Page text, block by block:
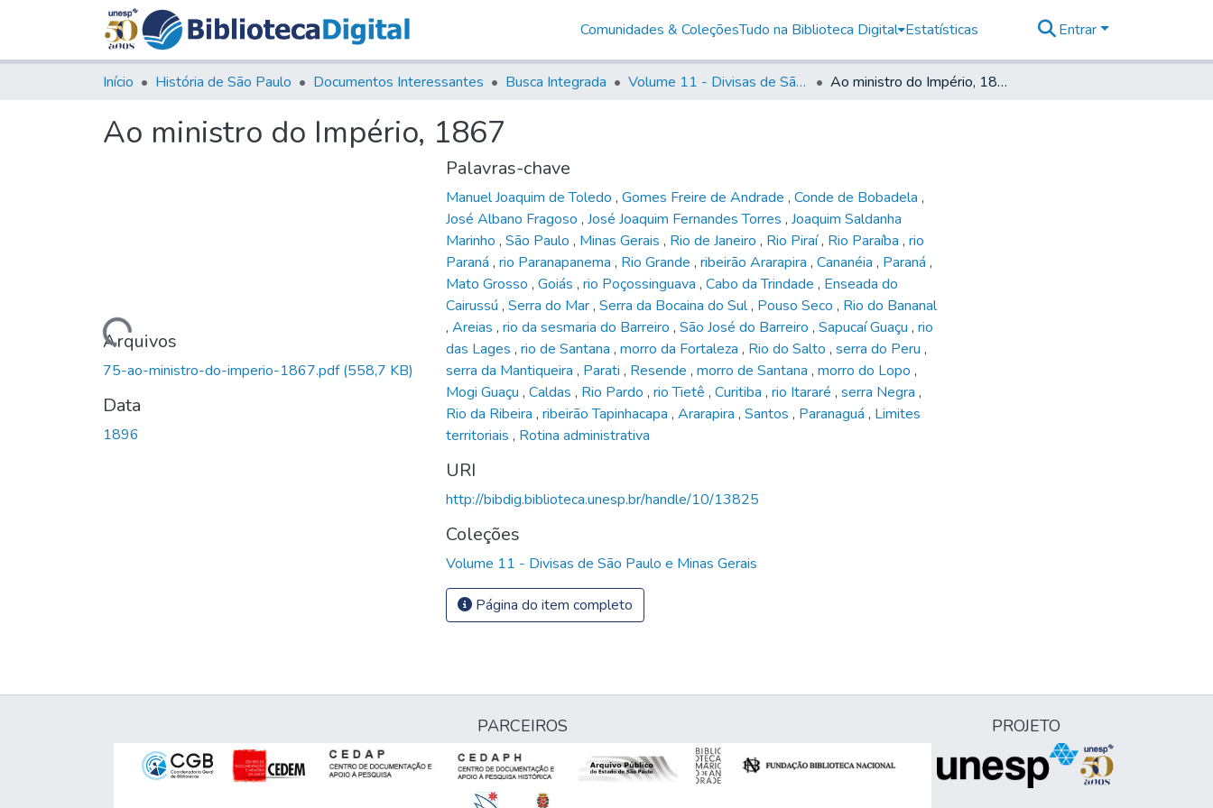
Comunidades & ColeçõesTudo na Biblioteca Digital Estatísticas Entrar
Início História de São Paulo Documentos Interessantes Busca Integrada Volume 11 - Divisas de São Paulo e Minas Gerais Ao ministro do Império, 1867
Ao ministro do Império, 1867
Carregando...
Arquivos
75-ao-ministro-do-imperio-1867.pdf(558,7 KB)
Data
1896
Palavras-chave
Manuel Joaquim de Toledo , Gomes Freire de Andrade , Conde de Bobadela ,
José Albano Fragoso , José Joaquim Fernandes Torres , Joaquim Saldanha
Marinho , São Paulo , Minas Gerais , Rio de Janeiro , Rio Piraí, Rio Paraíba , rio
Paraná , rio Paranapanema , Rio Grande , ribeirão Ararapira , Cananéia , Paraná ,
Mato Grosso , Goiás , rio Poçossinguava , Cabo da Trindade , Enseada do
Cairussú , Serra do Mar, Serra da Bocaina do Sul, Pouso Seco , Rio do Bananal
, Areias , rio da sesmaria do Barreiro , São José do Barreiro , Sapucaí Guaçu , rio
das Lages , rio de Santana , morro da Fortaleza , Rio do Salto , serra do Peru ,
serra da Mantiqueira , Parati , Resende , morro de Santana , morro do Lopo ,
Mogi Guaçu , Caldas , Rio Pardo , rio Tietê , Curitiba , rio Itararé , serra Negra ,
Rio da Ribeira , ribeirão Tapinhacapa , Ararapira , Santos , Paranaguá , Limites
territoriais , Rotina administrativa
URI
http://bibdig.biblioteca.unesp.br/handle/10/13825
Coleções
Volume 11 - Divisas de São Paulo e Minas Gerais
Página do item completo
PARCEIROS PROJETO